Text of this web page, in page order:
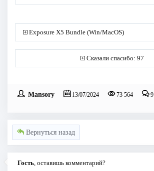
Exposure X5 Bundle (Win/MacOS)
Сказали спасибо: 97
Mansory 13/07/2024 73 564 9
Вернуться назад
Гость , оставишь комментарий?